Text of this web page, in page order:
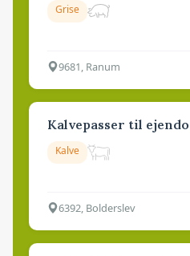
Grise
9681, Ranum
Kalvepasser til
Kalve
6392, Bolderslev